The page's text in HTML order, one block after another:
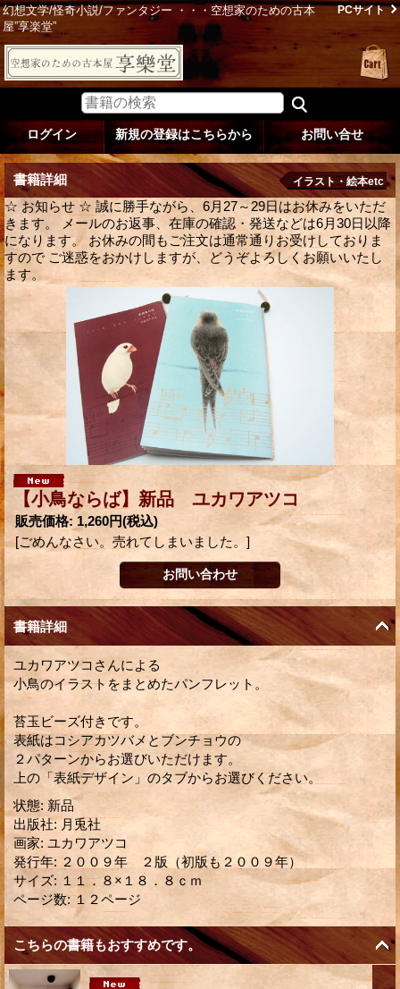
幻想文学/怪奇小説/ファンタジー ・・・空想家のための古本
屋”享楽堂”
PCサイト
ログイン 新規の登録はこちらから お問い合せ
書籍詳細 イラスト・絵本etc
☆ お知らせ ☆ 誠に勝手ながら、6月27～29日はお休みをいただ
きます。 メールのお返事、在庫の確認・発送などは6月30日以降
になります。 お休みの間もご注文は通常通りお受けしておりま
すので ご迷惑をおかけしますが、どうぞよろしくお願いいたし
ます。
【小鳥ならば】新品 ユカワアツコ
販売価格: 1,260円(税込)
[ごめんなさい。売れてしまいました。]
書籍詳細
ユカワアツコさんによる
小鳥のイラストをまとめたパンフレット。
苔玉ビーズ付きです。
表紙はコシアカツバメとブンチョウの
２パターンからお選びいただけます。
上の「表紙デザイン」のタブからお選びください。
状態: 新品
出版社: 月兎社
画家: ユカワアツコ
発行年: ２００９年 ２版（初版も２００９年）
サイズ: １１．８×１８．８ｃｍ
ページ数: １２ページ
こちらの書籍もおすすめです。